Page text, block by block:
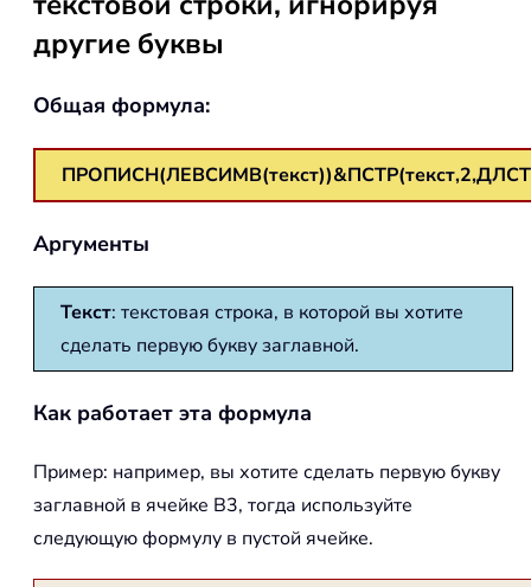
другие буквы
Общая формула:
Аргументы
Текст: текстовая строка, в которой вы хотите
сделать первую букву заглавной.
Как работает эта формула
Пример: например, вы хотите сделать первую букву
заглавной в ячейке B3, тогда используйте
следующую формулу в пустой ячейке.